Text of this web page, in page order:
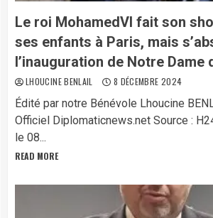
Le roi MohamedVI fait son
ses enfants à Paris, mais
l’inauguration de Notre Dame
LHOUCINE BENLAIL 8 DÉCEMBRE 2024
Édité par notre Bénévole Lhoucine
Officiel Diplomaticnews.net Source :
le 08...
READ MORE